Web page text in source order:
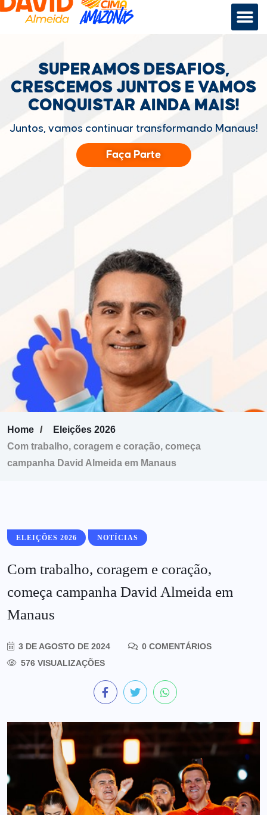
SUPERAMOS DESAFIOS,
CRESCEMOS JUNTOS E VAMOS
CONQUISTAR AINDA MAIS!
Juntos, vamos continuar transformando Manaus!
Faça Parte
Home
Eleições 2026
Com trabalho, coragem e coração, começa
campanha David Almeida em Manaus
ELEIÇÕES 2026 NOTÍCIAS
Com trabalho, coragem e coração,
começa campanha David Almeida em
Manaus
3 DE AGOSTO DE 2024
0 COMENTÁRIOS
576 VISUALIZAÇÕES